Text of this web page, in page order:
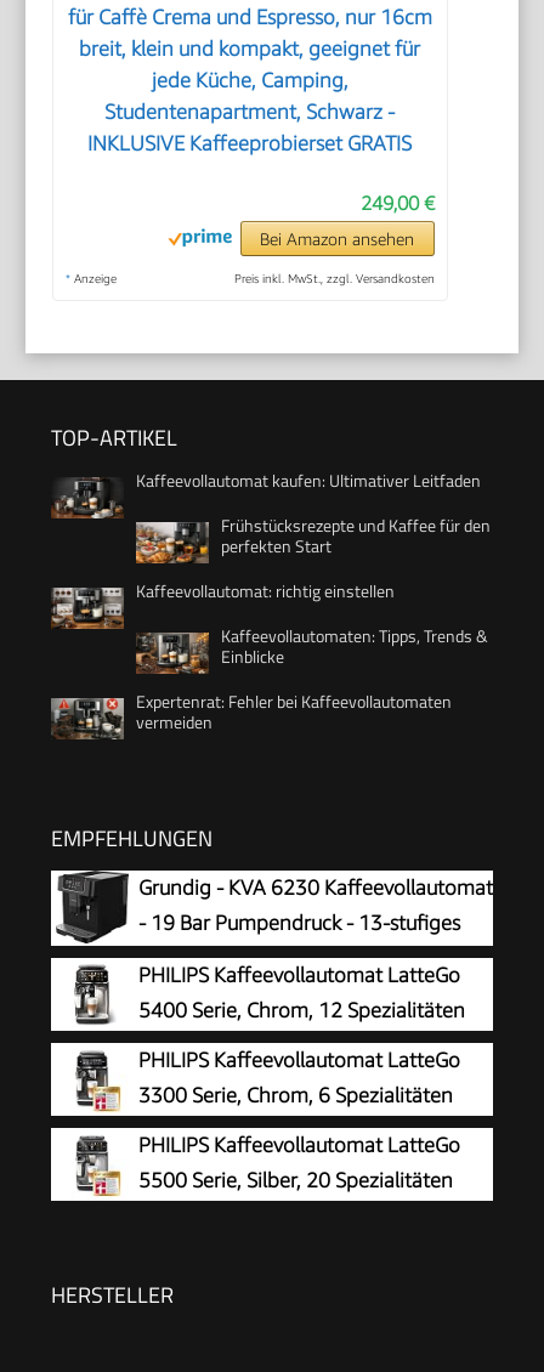
für Caffè Crema und Espresso, nur 16cm
breit, klein und kompakt, geeignet für
jede Küche, Camping,
Studentenapartment, Schwarz -
INKLUSIVE Kaffeeprobierset GRATIS
249,00 €
Bei Amazon ansehen
* Anzeige Preis inkl. MwSt., zzgl. Versandkosten
TOP-ARTIKEL
Kaffeevollautomat kaufen: Ultimativer Leitfaden
Frühstücksrezepte und Kaffee für den
perfekten Start
Kaffeevollautomat: richtig einstellen
Kaffeevollautomaten: Tipps, Trends &
Einblicke
Expertenrat: Fehler bei Kaffeevollautomaten
vermeiden
EMPFEHLUNGEN
Grundig - KVA 6230 Kaffeevollautomat
- 19 Bar Pumpendruck - 13-stufiges
Edelstahl-Mahlwerk -
Milchaufschäumdüse - 2L Wassertank -
Tassenwärmer - Doppel-Auslauf - Schwarz/Silber
- Robust
PHILIPS Kaffeevollautomat LatteGo
5400 Serie, Chrom, 12 Spezialitäten
PHILIPS Kaffeevollautomat LatteGo
3300 Serie, Chrom, 6 Spezialitäten
PHILIPS Kaffeevollautomat LatteGo
5500 Serie, Silber, 20 Spezialitäten
HERSTELLER